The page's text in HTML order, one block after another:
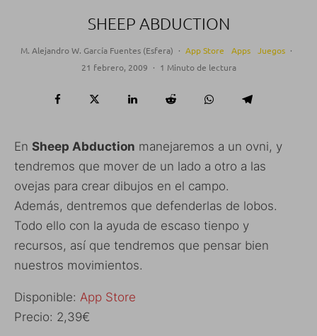
SHEEP ABDUCTION
M. Alejandro W. García Fuentes (Esfera) · App Store Apps Juegos ·
21 febrero, 2009 · 1 Minuto de lectura
En Sheep Abduction manejaremos a un ovni, y
tendremos que mover de un lado a otro a las
ovejas para crear dibujos en el campo.
Además, dentremos que defenderlas de lobos.
Todo ello con la ayuda de escaso tienpo y
recursos, así que tendremos que pensar bien
nuestros movimientos.
Disponible: App Store
Precio: 2,39€